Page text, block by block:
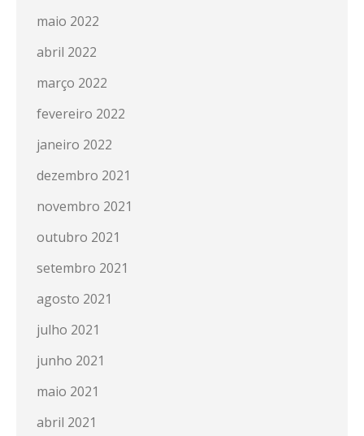
maio 2022
abril 2022
março 2022
fevereiro 2022
janeiro 2022
dezembro 2021
novembro 2021
outubro 2021
setembro 2021
agosto 2021
julho 2021
junho 2021
maio 2021
abril 2021